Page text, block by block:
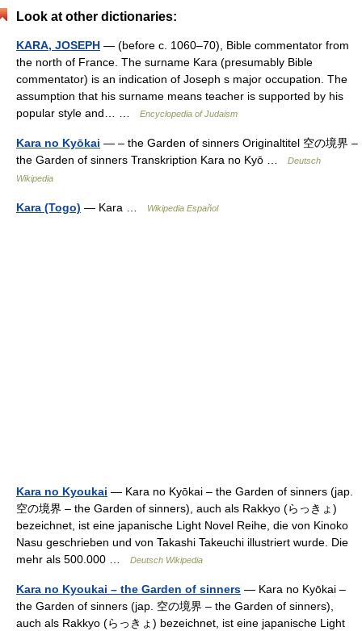
Look at other dictionaries:
KARA, JOSEPH — (before c. 1060–70), Bible commentator from
the north of France. The surname Kara (presumably Bible
commentator) is an indication of Joseph s major occupation. The
assumption that his surname means teacher is supported by his
popular style and… …
Encyclopedia of Judaism
Kara no Kyōkai — – the Garden of sinners Originaltitel 空の境界 –
the Garden of sinners Transkription Kara no Kyō …
Deutsch
Wikipedia
Kara (Togo) — Kara … Wikipedia Español
Kara no Kyoukai — Kara no Kyōkai – the Garden of sinners (jap.
空の境界 – the Garden of sinners), auch als Rakkyo (らっきょ)
bezeichnet, ist eine japanische Light Novel Reihe, die von Kinoko
Nasu geschrieben und von Takashi Takeuchi illustriert wurde. Die
mehr als 500.000 …
Deutsch Wikipedia
Kara no Kyoukai – the Garden of sinners — Kara no Kyōkai –
the Garden of sinners (jap. 空の境界 – the Garden of sinners),
auch als Rakkyo (らっきょ) bezeichnet, ist eine japanische Light